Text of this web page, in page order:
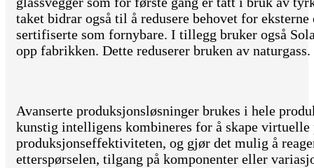
taket bidrar også til å redusere behovet for
sertifiserte som fornybare. I tillegg bruker også
opp fabrikken. Dette reduserer bruken av naturgass.
Avanserte produksjonsløsninger brukes i hele
kunstig intelligens kombineres for å skape
produksjonseffektiviteten, og gjør det mulig å
etterspørselen, tilgang på komponenter eller